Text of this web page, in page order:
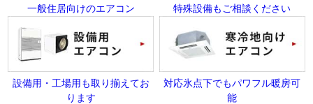
一般住居向けのエアコン 特殊設備もご相談ください
設備用・工場用も取り揃えてお
ります
対応氷点下でもパワフル暖房可
能